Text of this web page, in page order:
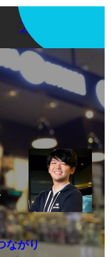
アプリを使う
ながり